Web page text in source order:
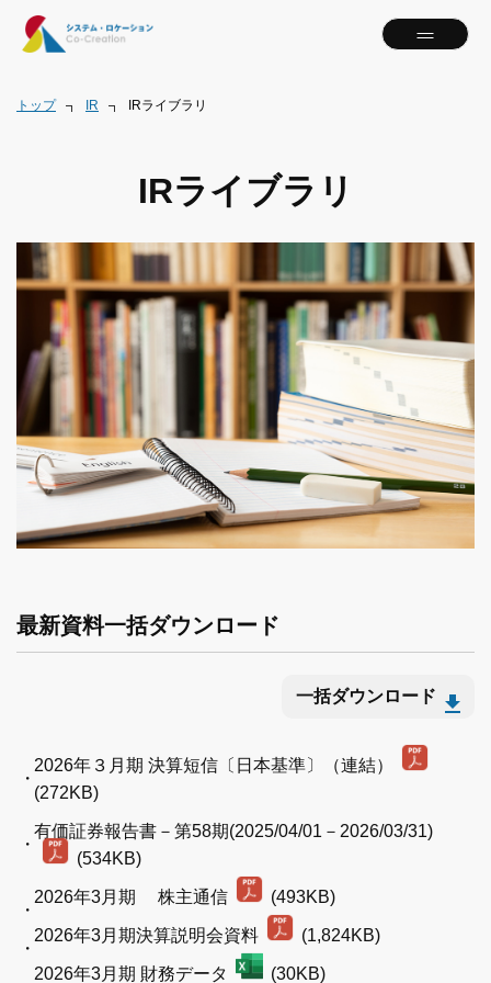
トップ IR IRライブラリ
IRライブラリ
最新資料一括ダウンロード
一括ダウンロード
2026年３月期 決算短信〔日本基準〕（連結）
(272KB)
有価証券報告書－第58期(2025/04/01－2026/03/31)
(534KB)
2026年3月期 株主通信 (493KB)
2026年3月期決算説明会資料 (1,824KB)
2026年3月期 財務データ (30KB)